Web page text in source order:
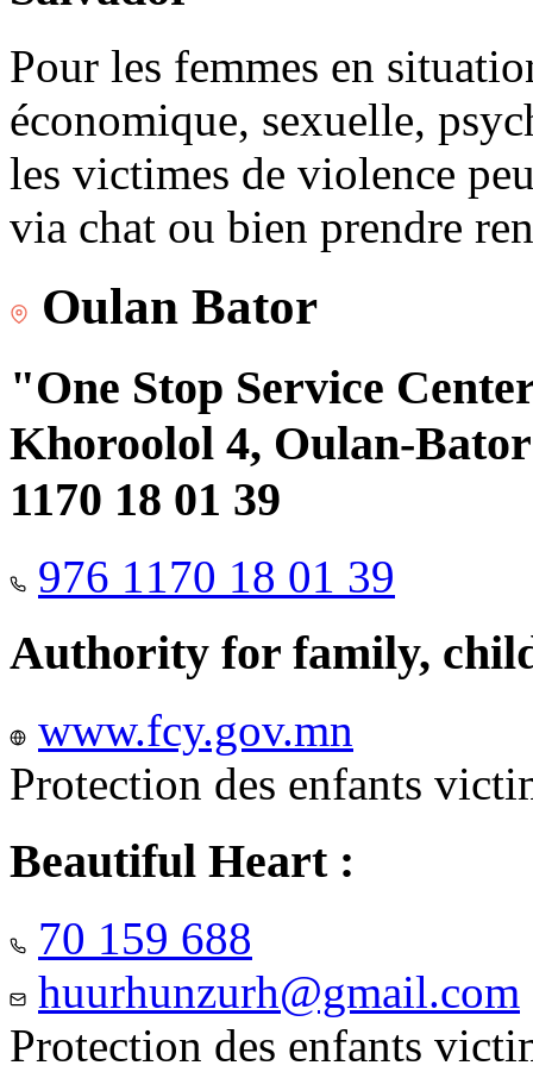
Pour les femmes en
économique, sexuelle,
les victimes de violence
via chat ou bien prendre
Oulan Bator
"One Stop Service
Khoroolol 4, Oulan-
1170 18 01 39
976 1170 18 01 39
Authority for family,
www.fcy.gov.mn
Protection des enfants
Beautiful Heart :
70 159 688
huurhunzurh@gmail.com
Protection des enfants